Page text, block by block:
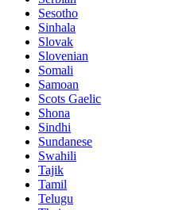
Sesotho
Sinhala
Slovak
Slovenian
Somali
Samoan
Scots Gaelic
Shona
Sindhi
Sundanese
Swahili
Tajik
Tamil
Telugu